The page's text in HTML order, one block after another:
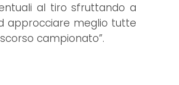
al tiro sfruttando a
approcciare meglio tutte
campionato”.